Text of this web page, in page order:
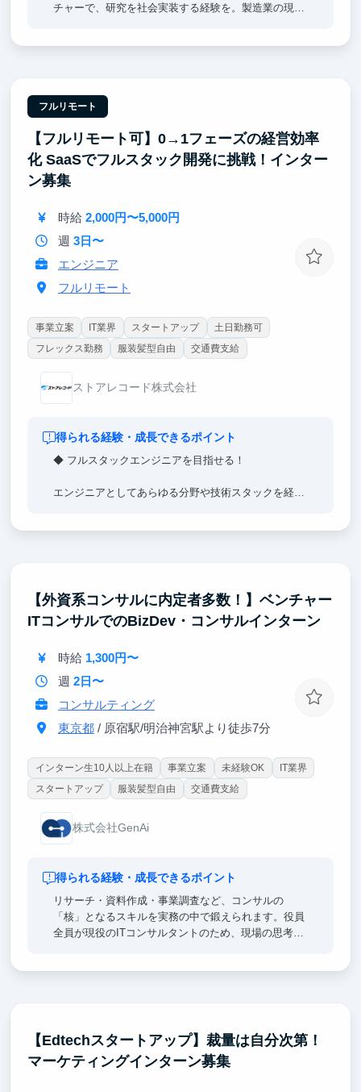
チャーで、研究を社会実装する経験を。製造業の現場
業界特化LLMやRAG構築、数理最適化など多彩なテー
マに取り組めます。モデル実装からMLOps基盤の構築
まで研究開発の全工程に関わり、スキルの幅を拡大。
成果次第ではプロジェクトマネージャーとしてチーム
を率いる経験も可能です。
フルリモート
【フルリモート可】0→1フェーズの経営効率
化 SaaSでフルスタック開発に挑戦！インター
ン募集
時給 2,000円〜5,000円
週 3日〜
エンジニア
フルリモート
事業立案 IT業界 スタートアップ
土日勤務可
フレックス勤務
服装髪型自由 交通費支給
ストアレコード株式会社
得られる経験・成長できるポイント
◆ フルスタックエンジニアを目指せる！
エンジニアとしてあらゆる分野や技術スタックを経験
ズです。スクラッチで実装しながらプロダクト開発の
流れを0から学べるため、エンジニアとして貴重な経
【外資系コンサルに内定者多数！】ベンチャー
ITコンサルでのBizDev・コンサルインターン
時給 1,300円〜
週 2日〜
コンサルティング
東京都/ 原宿駅/明治神宮駅より徒歩7分
インターン生10人以上在籍 事業立案 未経験OK
IT業界
スタートアップ
服装髪型自由 交通費支給
株式会社GenAi
得られる経験・成長できるポイント
リサーチ・資料作成・事業調査など、コンサルの
「核」となるスキルを実務の中で鍛えられます。役員
全員が現役のITコンサルタントのため、現場の思考法
【Edtechスタートアップ】裁量は自分次第！
マーケティングインターン募集